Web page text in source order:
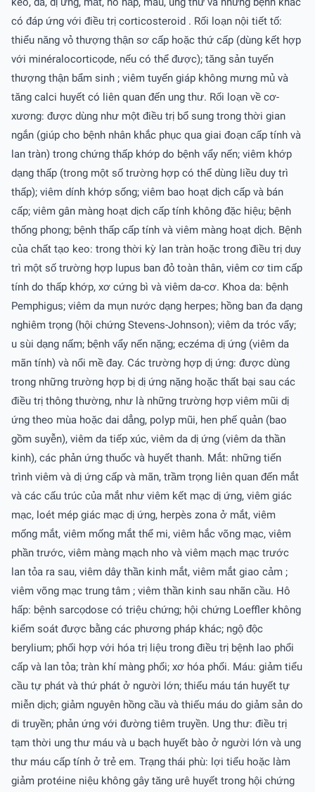
có đáp ứng với điều trị corticosteroid . Rối loạn nội tiết tố:
thiểu năng vỏ thượng thận sơ cấp hoặc thứ cấp (dùng kết hợp
với minéralocorticọde, nếu có thể được); tăng sản tuyến
thượng thận bẩm sinh ; viêm tuyến giáp không mưng mủ và
tăng calci huyết có liên quan đến ung thư. Rối loạn về cơ-
xương: được dùng như một điều trị bổ sung trong thời gian
ngắn (giúp cho bệnh nhân khắc phục qua giai đoạn cấp tính và
lan tràn) trong chứng thấp khớp do bệnh vẩy nến; viêm khớp
dạng thấp (trong một số trường hợp có thể dùng liều duy trì
thấp); viêm dính khớp sống; viêm bao hoạt dịch cấp và bán
cấp; viêm gân màng hoạt dịch cấp tính không đặc hiệu; bệnh
thống phong; bệnh thấp cấp tính và viêm màng hoạt dịch. Bệnh
của chất tạo keo: trong thời kỳ lan tràn hoặc trong điều trị duy
trì một số trường hợp lupus ban đỏ toàn thân, viêm cơ tim cấp
tính do thấp khớp, xơ cứng bì và viêm da-cơ. Khoa da: bệnh
Pemphigus; viêm da mụn nước dạng herpes; hồng ban đa dạng
nghiêm trọng (hội chứng Stevens-Johnson); viêm da tróc vẩy;
u sùi dạng nấm; bệnh vẩy nến nặng; eczéma dị ứng (viêm da
mãn tính) và nổi mề đay. Các trường hợp dị ứng: được dùng
trong những trường hợp bị dị ứng nặng hoặc thất bại sau các
điều trị thông thường, như là những trường hợp viêm mũi dị
ứng theo mùa hoặc dai dẳng, polyp mũi, hen phế quản (bao
gồm suyễn), viêm da tiếp xúc, viêm da dị ứng (viêm da thần
kinh), các phản ứng thuốc và huyết thanh. Mắt: những tiến
trình viêm và dị ứng cấp và mãn, trầm trọng liên quan đến mắt
và các cấu trúc của mắt như viêm kết mạc dị ứng, viêm giác
mạc, loét mép giác mạc dị ứng, herpès zona ở mắt, viêm
mống mắt, viêm mống mắt thể mi, viêm hắc võng mạc, viêm
phần trước, viêm màng mạch nho và viêm mạch mạc trước
lan tỏa ra sau, viêm dây thần kinh mắt, viêm mắt giao cảm ;
viêm võng mạc trung tâm ; viêm thần kinh sau nhãn cầu. Hô
hấp: bệnh sarcọdose có triệu chứng; hội chứng Loeffler không
kiểm soát được bằng các phương pháp khác; ngộ độc
berylium; phối hợp với hóa trị liệu trong điều trị bệnh lao phổi
cấp và lan tỏa; tràn khí màng phổi; xơ hóa phổi. Máu: giảm tiểu
cầu tự phát và thứ phát ở người lớn; thiếu máu tán huyết tự
miễn dịch; giảm nguyên hồng cầu và thiếu máu do giảm sản do
di truyền; phản ứng với đường tiêm truyền. Ung thư: điều trị
tạm thời ung thư máu và u bạch huyết bào ở người lớn và ung
thư máu cấp tính ở trẻ em. Trạng thái phù: lợi tiểu hoặc làm
giảm protéine niệu không gây tăng urê huyết trong hội chứng